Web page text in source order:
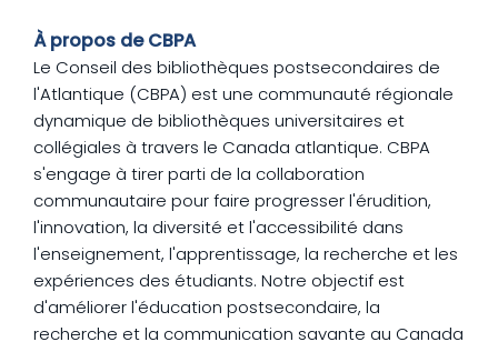
À propos de CBPA
Le Conseil des bibliothèques postsecondaires de
l'Atlantique (CBPA) est une communauté régionale
dynamique de bibliothèques universitaires et
collégiales à travers le Canada atlantique. CBPA
s'engage à tirer parti de la collaboration
communautaire pour faire progresser l'érudition,
l'innovation, la diversité et l'accessibilité dans
l'enseignement, l'apprentissage, la recherche et les
expériences des étudiants. Notre objectif est
d'améliorer l'éducation postsecondaire, la
recherche et la communication savante au Canada